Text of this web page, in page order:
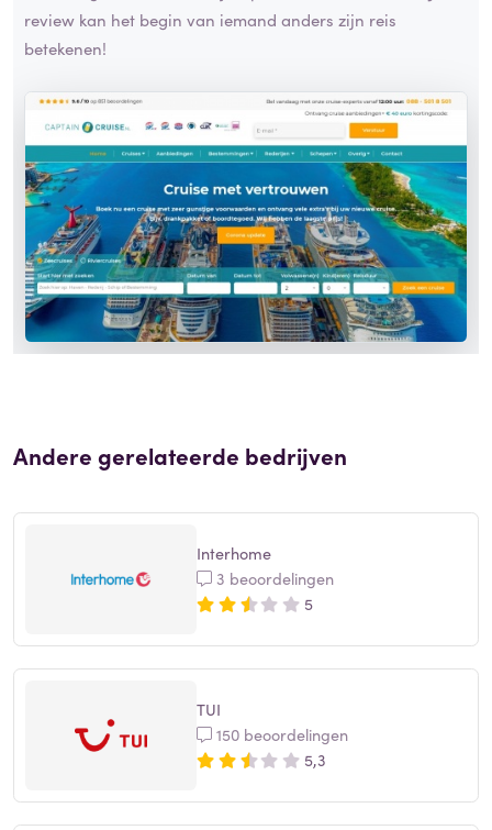
review kan het begin van iemand anders zijn reis
betekenen!
Andere gerelateerde bedrijven
Interhome
3 beoordelingen
5
TUI
150 beoordelingen
5,3